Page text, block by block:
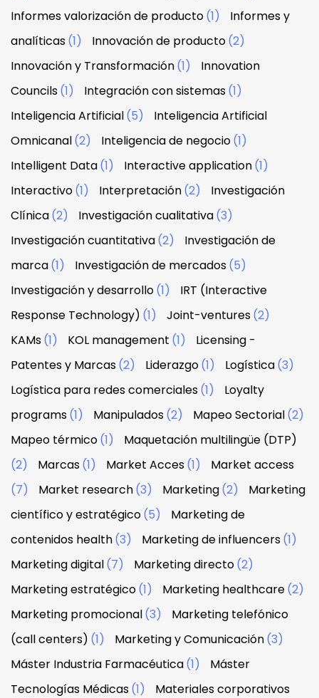
Informes valorización de producto(1)
Informes y
analíticas(1) Innovación de producto(2)
Innovación y Transformación(1)
Innovation
Councils(1) Integración con sistemas(1)
Inteligencia Artificial(5)
Inteligencia Artificial
Omnicanal(2) Inteligencia de negocio(1)
Intelligent Data(1) Interactive application(1)
Interactivo(1) Interpretación(2)
Investigación
Clínica(2) Investigación cualitativa(3)
Investigación cuantitativa(2)
Investigación de
marca(1) Investigación de mercados(5)
Investigación y desarrollo(1)
IRT (Interactive
Response Technology) (1) Joint-ventures(2)
KAMs(1) KOL management (1)
Licensing -
Patentes y Marcas(2) Liderazgo(1) Logística(3)
Logística para redes comerciales(1)
Loyalty
programs(1) Manipulados(2) Mapeo Sectorial(2)
Mapeo térmico(1)
Maquetación multilingüe (DTP)
(2)
Marcas(1) Market Acces(1)
Market access
(7)
Market research(3) Marketing(2)
Marketing
científico y estratégico(5)
Marketing de
contenidos health(3) Marketing de influencers(1)
Marketing digital(7) Marketing directo(2)
Marketing estratégico(1) Marketing healthcare(2)
Marketing promocional(3)
Marketing telefónico
(call centers) (1) Marketing y Comunicación(3)
Máster Industria Farmacéutica(1)
Máster
Tecnologías Médicas(1)
Materiales corporativos